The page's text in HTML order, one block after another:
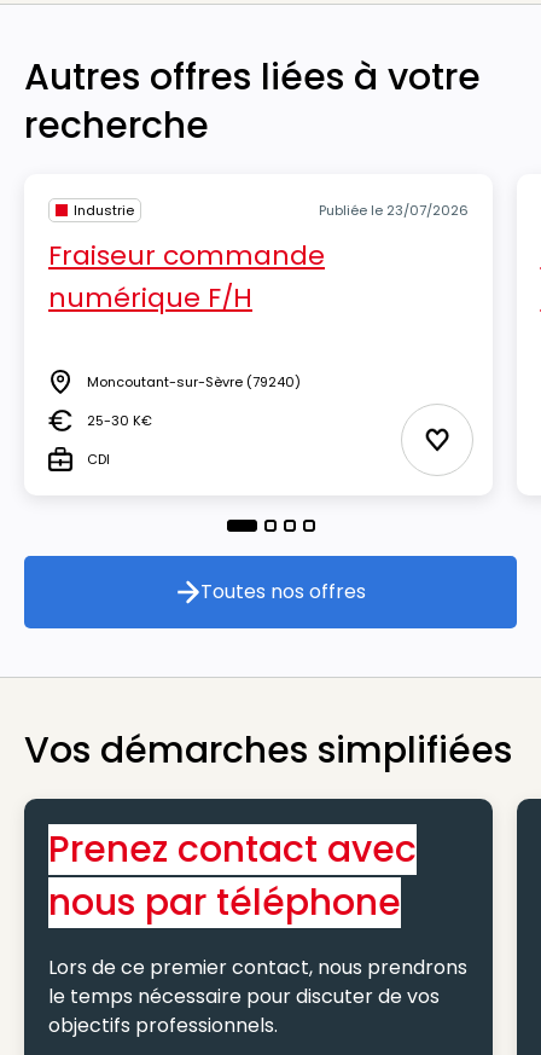
Autres offres liées à votre
recherche
Industrie Publiée le 23/07/2026
Fraiseur commande
numérique F/H
Lieu Moncoutant-sur-Sèvre (79240)
Salaire25-30 K€
TypeCDI Ajouter
Toutes nos offres
Toutes nos offres
Vos démarches simplifiées
Prenez contact avec
nous par téléphone
Lors de ce premier contact, nous prendrons
le temps nécessaire pour discuter de vos
objectifs professionnels.